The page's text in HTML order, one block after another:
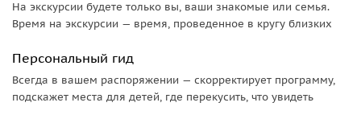
На экскурсии будете только вы, ваши знакомые или семья.
Время на экскурсии — время, проведенное в кругу близких
Персональный гид
Всегда в вашем распоряжении — скорректирует программу,
подскажет места для детей, где перекусить, что увидеть